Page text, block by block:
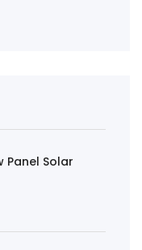
Panel Solar